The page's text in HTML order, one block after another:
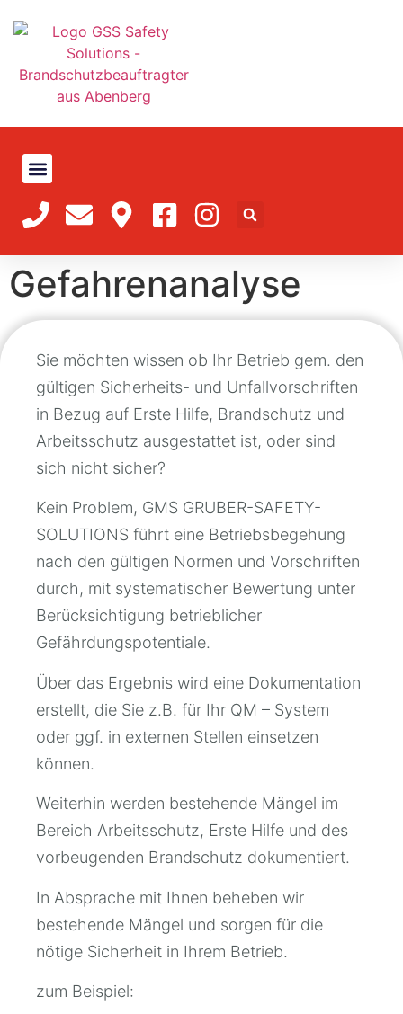
Gefahrenanalyse
Sie möchten wissen ob Ihr Betrieb gem. den
gültigen Sicherheits- und Unfallvorschriften
in Bezug auf Erste Hilfe, Brandschutz und
Arbeitsschutz ausgestattet ist, oder sind
sich nicht sicher?
Kein Problem, GMS GRUBER-SAFETY-
SOLUTIONS führt eine Betriebsbegehung
nach den gültigen Normen und Vorschriften
durch, mit systematischer Bewertung unter
Berücksichtigung betrieblicher
Gefährdungspotentiale.
Über das Ergebnis wird eine Dokumentation
erstellt, die Sie z.B. für Ihr QM – System
oder ggf. in externen Stellen einsetzen
können.
Weiterhin werden bestehende Mängel im
Bereich Arbeitsschutz, Erste Hilfe und des
vorbeugenden Brandschutz dokumentiert.
In Absprache mit Ihnen beheben wir
bestehende Mängel und sorgen für die
nötige Sicherheit in Ihrem Betrieb.
zum Beispiel: